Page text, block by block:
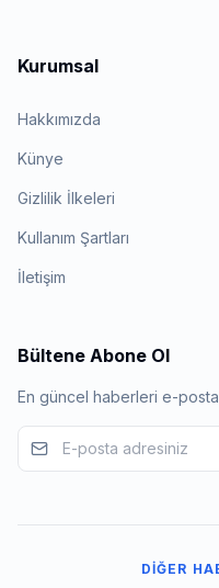
Kurumsal
Hakkımızda
Künye
Gizlilik İlkeleri
Kullanım Şartları
İletişim
Bültene Abone Ol
En güncel haberleri e-posta
DIĞER